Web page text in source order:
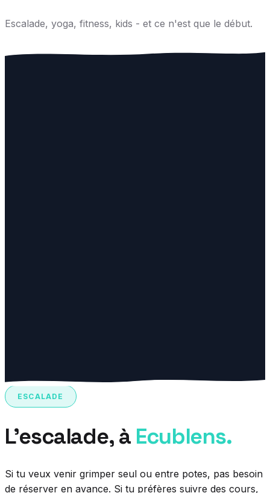
Escalade, yoga, fitness, kids - et ce n'est que le début.
Je veux venir grimper
Je
ESCALADE
L'escalade, à Ecublens.
Si tu veux venir grimper seul ou entre potes, pas besoin
de réserver en avance. Si tu préfères suivre des cours,